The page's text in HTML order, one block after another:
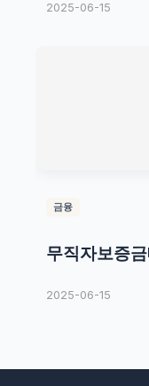
2025-06-15
금융
무직자보증
2025-06-15